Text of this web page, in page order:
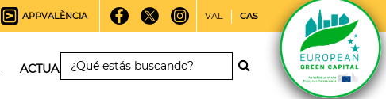
APPVALÈNCIA VAL CAS
ACTUALIDAD